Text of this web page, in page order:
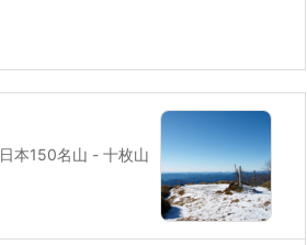
日本150名山 - 十枚山